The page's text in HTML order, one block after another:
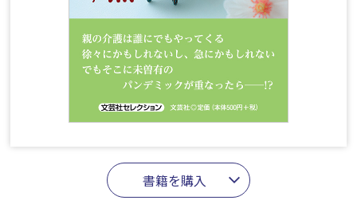
書籍を購入